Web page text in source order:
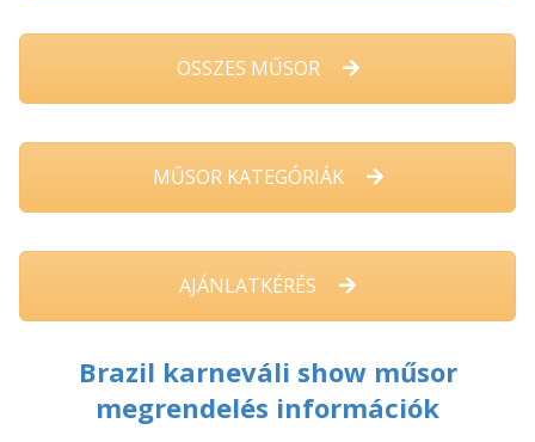
ÖSSZES MŰSOR
MŰSOR KATEGÓRIÁK
AJÁNLATKÉRÉS
Brazil karneváli show műsor
megrendelés információk